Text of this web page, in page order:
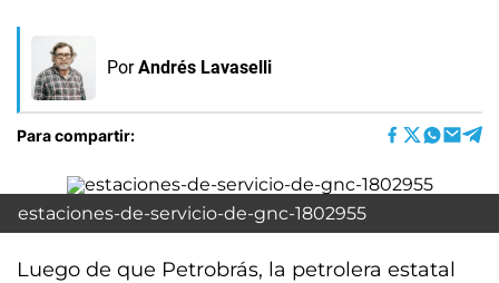
Por Andrés Lavaselli
Para compartir:
estaciones-de-servicio-de-gnc-1802955
Luego de que Petrobrás, la petrolera estatal